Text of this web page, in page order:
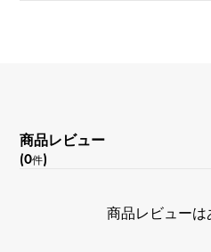
文字盤色
商品レビュー
(0件)
商品レビューは